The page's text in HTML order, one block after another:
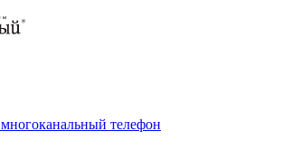
многоканальный телефон